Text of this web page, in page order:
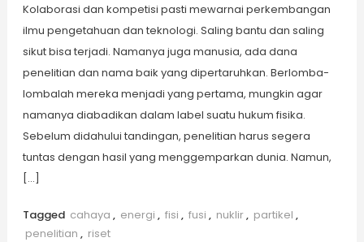
Kolaborasi dan kompetisi pasti mewarnai perkembangan
ilmu pengetahuan dan teknologi. Saling bantu dan saling
sikut bisa terjadi. Namanya juga manusia, ada dana
penelitian dan nama baik yang dipertaruhkan. Berlomba-
lombalah mereka menjadi yang pertama, mungkin agar
namanya diabadikan dalam label suatu hukum fisika.
Sebelum didahului tandingan, penelitian harus segera
tuntas dengan hasil yang menggemparkan dunia. Namun,
[…]
Tagged cahaya , energi , fisi , fusi , nuklir, partikel ,
penelitian , riset